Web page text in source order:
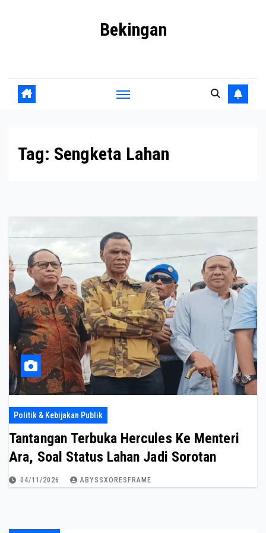
Bekingan
Tag: Sengketa Lahan
Politik & Kebijakan Publik
Tantangan Terbuka Hercules Ke Menteri
Ara, Soal Status Lahan Jadi Sorotan
04/11/2026 ABYSSXORESFRAME